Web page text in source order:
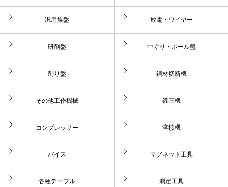
汎用旋盤 放電・ワイヤー
研削盤 中ぐり・ボール盤
削り盤 鋼材切断機
その他工作機械 鍛圧機
コンプレッサー 溶接機
バイス マグネット工具
各種テーブル 測定工具